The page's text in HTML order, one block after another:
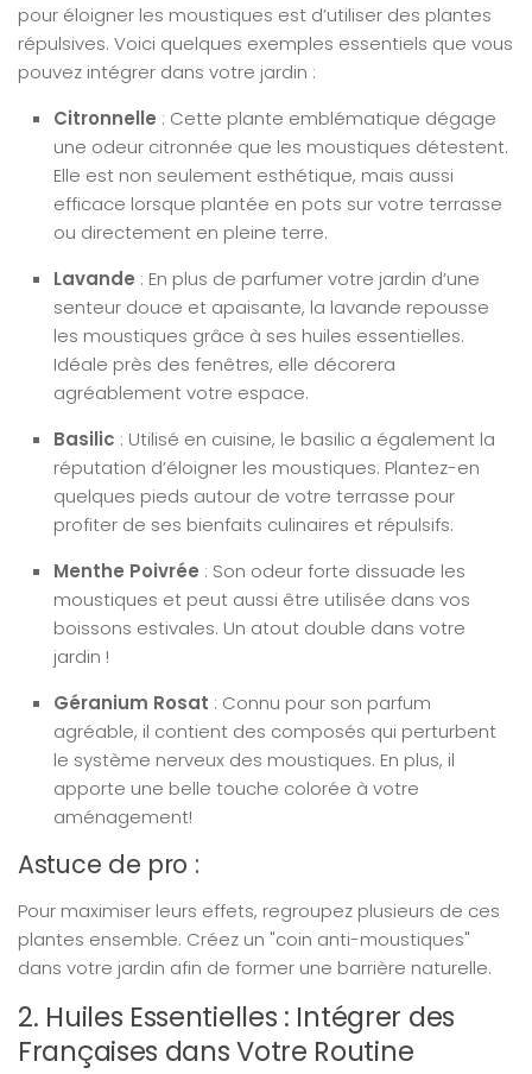
pour éloigner les moustiques est d’utiliser des plantes
répulsives. Voici quelques exemples essentiels que vous
pouvez intégrer dans votre jardin :
Citronnelle : Cette plante emblématique dégage
une odeur citronnée que les moustiques détestent.
Elle est non seulement esthétique, mais aussi
efficace lorsque plantée en pots sur votre terrasse
ou directement en pleine terre.
Lavande : En plus de parfumer votre jardin d’une
senteur douce et apaisante, la lavande repousse
les moustiques grâce à ses huiles essentielles.
Idéale près des fenêtres, elle décorera
agréablement votre espace.
Basilic : Utilisé en cuisine, le basilic a également la
réputation d’éloigner les moustiques. Plantez-en
quelques pieds autour de votre terrasse pour
profiter de ses bienfaits culinaires et répulsifs.
Menthe Poivrée : Son odeur forte dissuade les
moustiques et peut aussi être utilisée dans vos
boissons estivales. Un atout double dans votre
jardin !
Géranium Rosat : Connu pour son parfum
agréable, il contient des composés qui perturbent
le système nerveux des moustiques. En plus, il
apporte une belle touche colorée à votre
aménagement!
Astuce de pro :
Pour maximiser leurs effets, regroupez plusieurs de ces
plantes ensemble. Créez un "coin anti-moustiques"
dans votre jardin afin de former une barrière naturelle.
2. Huiles Essentielles : Intégrer des
Françaises dans Votre Routine